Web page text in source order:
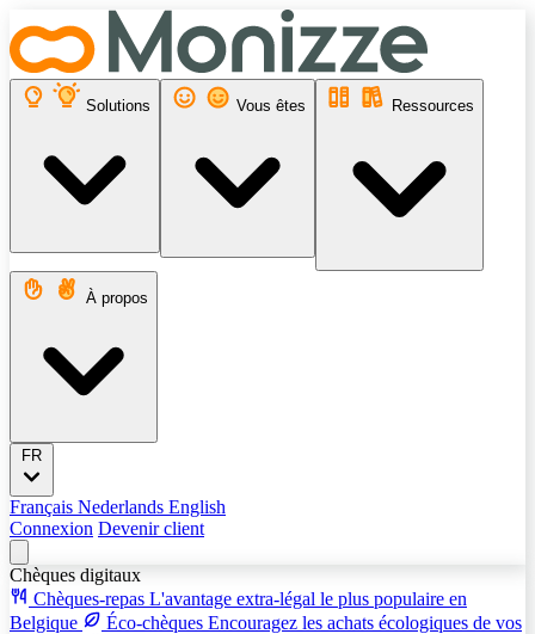
Solutions Vous êtes Ressources
À propos
Français Nederlands English
Connexion Devenir client
Chèques digitaux
Chèques-repas L'avantage extra-légal le plus populaire en
Belgique
Éco-chèques Encouragez les achats écologiques de vos